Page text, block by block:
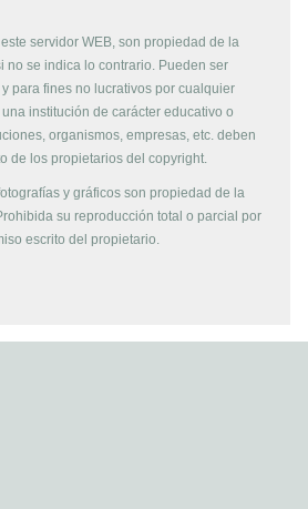
servidor WEB, son propiedad de la
no se indica lo contrario. Pueden ser
para fines no lucrativos por cualquier
institución de carácter educativo o
organismos, empresas, etc. deben
de los propietarios del copyright.
y gráficos son propiedad de la
su reproducción total o parcial por
escrito del propietario.